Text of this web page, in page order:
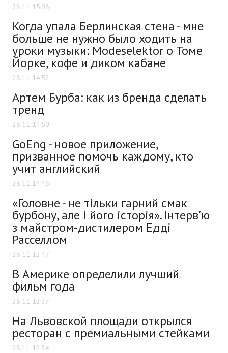
28.11 15:08
Когда упала Берлинская стена - мне
больше не нужно было ходить на
уроки музыки: Modeselektor о Томе
Йорке, кофе и диком кабане
28.11 14:52
Артем Бурба: как из бренда сделать
тренд
28.11 14:50
GoEng - новое приложение,
призванное помочь каждому, кто
учит английский
28.11 14:46
«Головне - не тільки гарний смак
бурбону, але і його історія». Інтерв'ю
з майстром-дистилером Едді
Расселлом
28.11 12:47
В Америке определили лучший
фильм года
28.11 12:37
На Львовской площади открылся
ресторан с премиальными стейками
28.11 12:34